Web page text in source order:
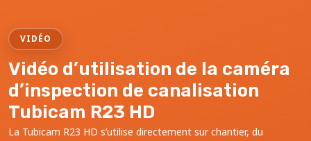
VIDÉO
Vidéo d’utilisation de la caméra
d’inspection de canalisation
Tubicam R23 HD
La Tubicam R23 HD s’utilise directement sur chantier, du